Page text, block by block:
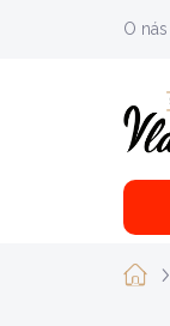
O nás